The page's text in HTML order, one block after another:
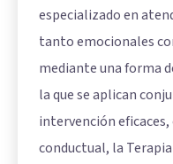
especializado en
tanto emocionales
mediante una forma
la que se aplican
intervención
conductual, la